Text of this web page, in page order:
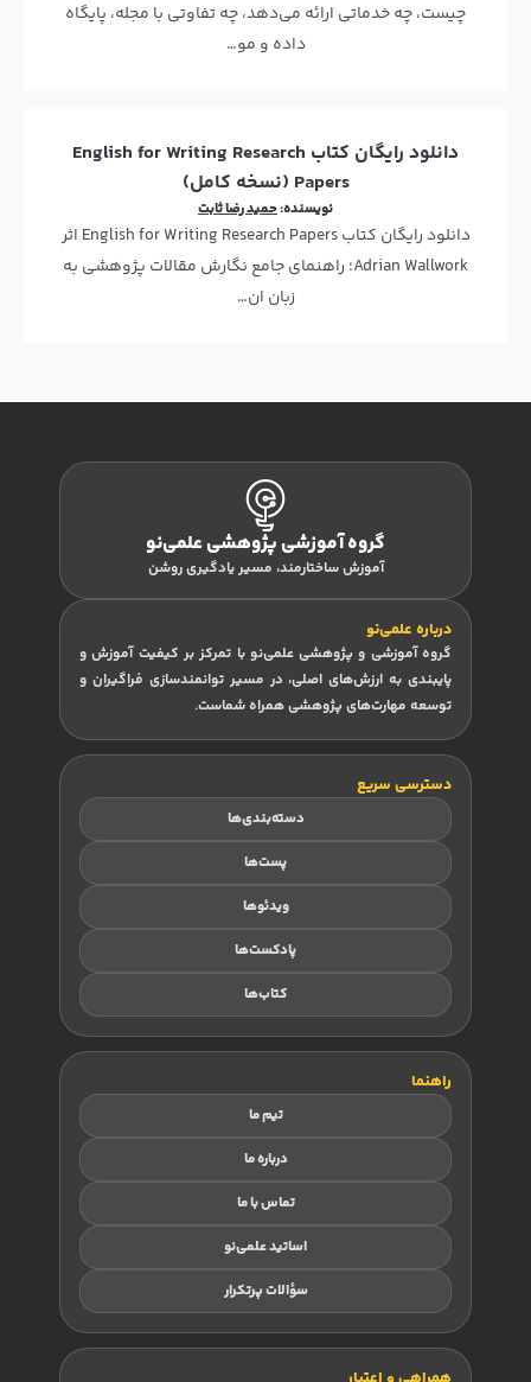
چیست، چه خدماتی ارائه می‌دهد، چه تفاوتی با مجله، پایگاه
داده و مو…
دانلود رایگان کتاب English for Writing Research
Papers (نسخه کامل)
نویسنده:حمید رضا ثابت
دانلود رایگان کتاب English for Writing Research Papers اثر
Adrian Wallwork؛ راهنمای جامع نگارش مقالات پژوهشی به
زبان ان…
گروه آموزشی پژوهشی علمی‌نو
آموزش ساختارمند، مسیر یادگیری روشن
درباره علمی‌نو
گروه آموزشی و پژوهشی علمی‌نو با تمرکز بر کیفیت آموزش و
پایبندی به ارزش‌های اصلی، در مسیر توانمندسازی فراگیران و
توسعه مهارت‌های پژوهشی همراه شماست.
دسترسی سریع
دسته‌بندی‌ها
پست‌ها
ویدئوها
پادکست‌ها
کتاب‌ها
راهنما
تیم ما
درباره ما
تماس با ما
اساتید علمی‌نو
سؤالات پرتکرار